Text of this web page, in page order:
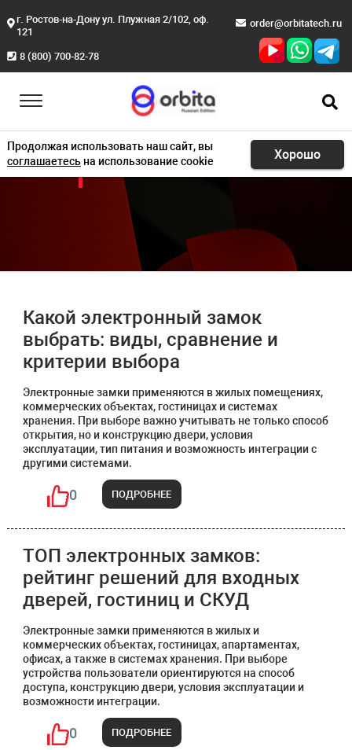
г. Ростов-на-Дону ул. Плужная 2/102, оф.
121
8 (800) 700-82-78
order@orbitatech.ru
Продолжая использовать наш сайт, вы
соглашаетесьна использование cookie Хорошо
БЛОГ
Какой электронный замок
выбрать: виды, сравнение и
критерии выбора
Электронные замки применяются в жилых помещениях,
коммерческих объектах, гостиницах и системах
хранения. При выборе важно учитывать не только способ
открытия, но и конструкцию двери, условия
эксплуатации, тип питания и возможность интеграции с
другими системами.
ПОДРОБНЕЕ
0
ТОП электронных замков:
рейтинг решений для входных
дверей, гостиниц и СКУД
Электронные замки применяются в жилых и
коммерческих объектах, гостиницах, апартаментах,
офисах, а также в системах хранения. При выборе
устройства пользователи ориентируются на способ
доступа, конструкцию двери, условия эксплуатации и
возможности интеграции.
ПОДРОБНЕЕ
0